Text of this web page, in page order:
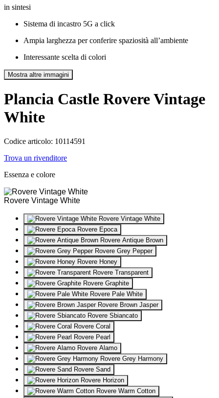
in sintesi
Sistema di incastro 5G a click
Ampia larghezza per conferire spaziosità all’ambiente
Interessante scelta di colori
Mostra altre immagini
Plancia Castle Rovere Vintage
White
Codice articolo: 10114591
Trova un rivenditore
Essenza e colore
Rovere Vintage White
Rovere Vintage White
Rovere Epoca
Rovere Antique Brown
Rovere Grey Pepper
Rovere Honey
Rovere Transparent
Rovere Graphite
Rovere Pale White
Rovere Brown Jasper
Rovere Sbiancato
Rovere Coral
Rovere Pearl
Rovere Alamo
Rovere Grey Harmony
Rovere Sand
Rovere Horizon
Rovere Warm Cotton